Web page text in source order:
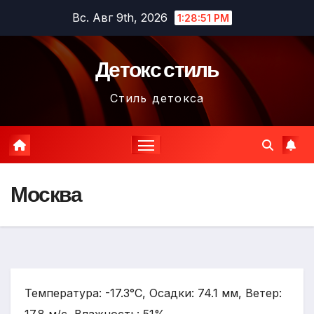
содержимому
Вс. Авг 9th, 2026 1:28:52 PM
Детокс стиль
Стиль детокса
Москва
Температура: -17.3°C, Осадки: 74.1 мм, Ветер: